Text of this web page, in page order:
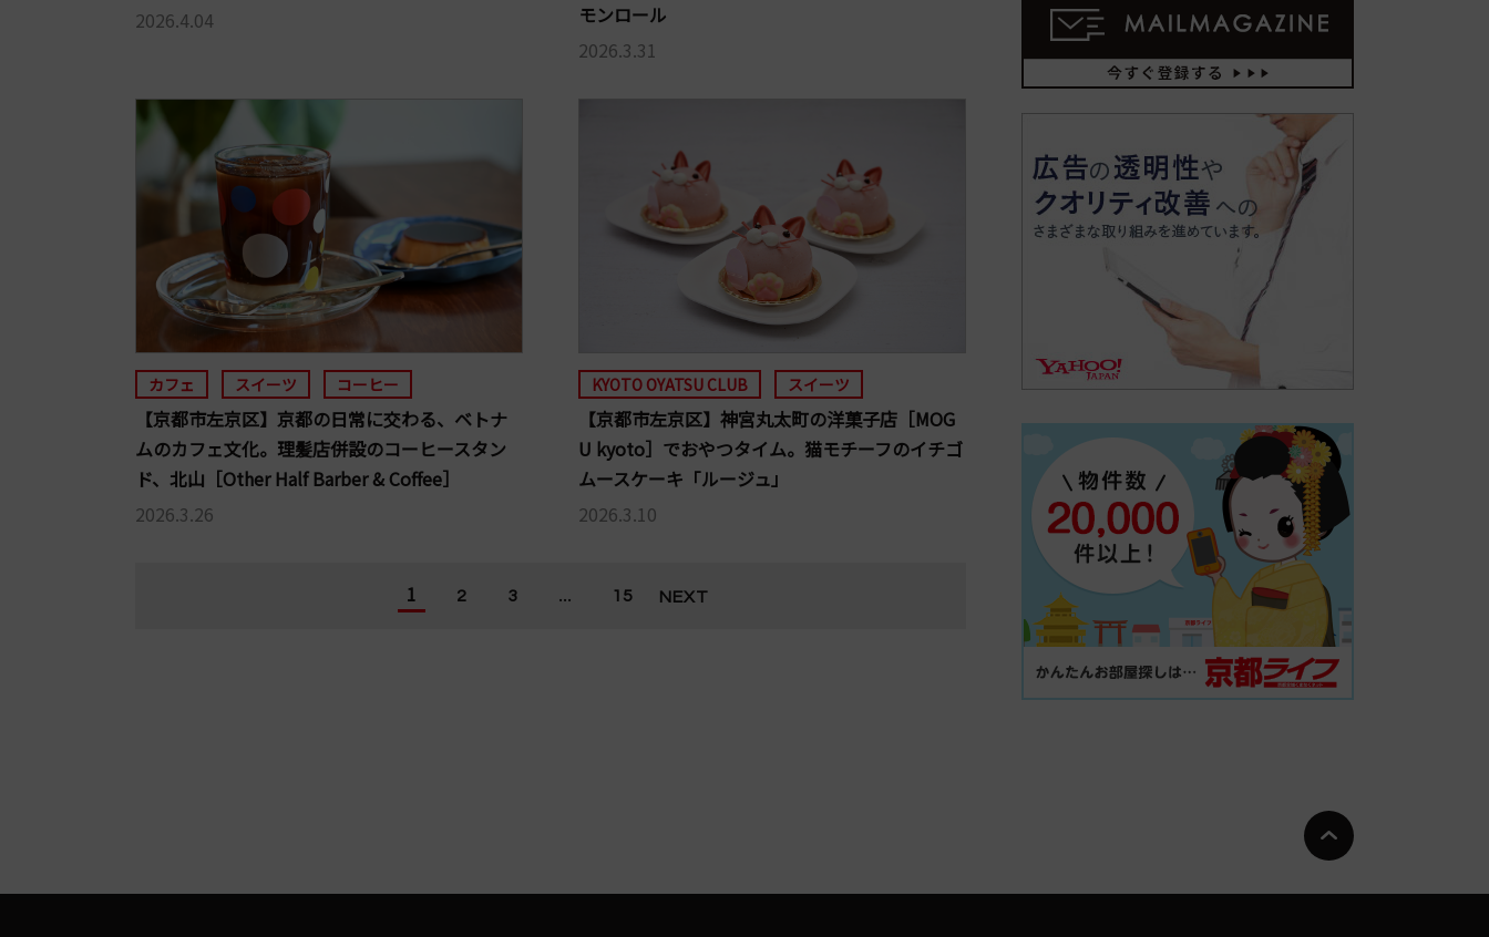
2026.4.04
モンロール
2026.3.31
カフェ スイーツ コーヒー
【京都市左京区】京都の日常に交わる、ベトナ
ムのカフェ文化。理髪店併設のコーヒースタン
ド、北山［Other Half Barber & Coffee］
2026.3.26
KYOTO OYATSU CLUB スイーツ
【京都市左京区】神宮丸太町の洋菓子店［MOG
U kyoto］でおやつタイム。猫モチーフのイチゴ
ムースケーキ「ルージュ」
2026.3.10
1 2 3 ... 15 NEXT